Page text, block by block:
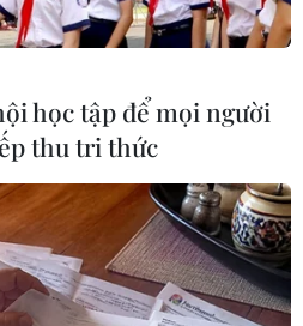
học tập để mọi người
thu tri thức